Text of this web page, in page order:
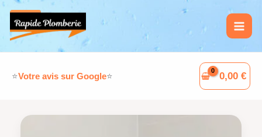
Aller
contenu
⭐Votre avis sur Google⭐ 0,00 €
L
i
n
a
h
a
o